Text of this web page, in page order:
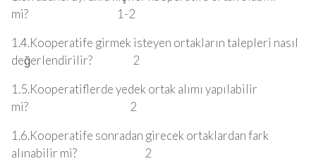
mi? 1-2
1.4.Kooperatife girmek isteyen ortakların talepleri nasıl
değerlendirilir? 2
1.5.Kooperatiflerde yedek ortak alımı yapılabilir
mi? 2
1.6.Kooperatife sonradan girecek ortaklardan fark
alınabilir mi? 2